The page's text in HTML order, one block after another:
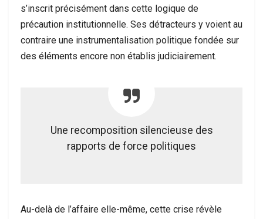
s’inscrit précisément dans cette logique de
précaution institutionnelle. Ses détracteurs y voient au
contraire une instrumentalisation politique fondée sur
des éléments encore non établis judiciairement.
Une recomposition silencieuse des
rapports de force politiques
Au-delà de l’affaire elle-même, cette crise révèle